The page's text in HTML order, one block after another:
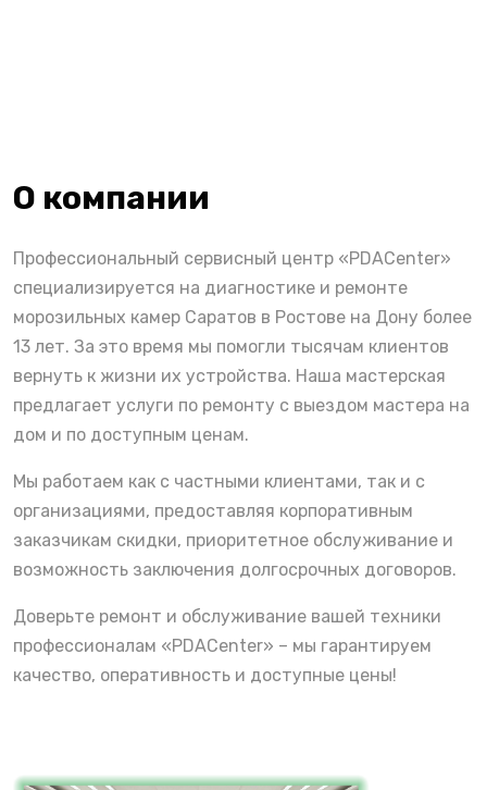
О компании
Профессиональный сервисный центр «PDACenter»
специализируется на диагностике и ремонте
морозильных камер Саратов в Ростове на Дону более
13 лет. За это время мы помогли тысячам клиентов
вернуть к жизни их устройства. Наша мастерская
предлагает услуги по ремонту с выездом мастера на
дом и по доступным ценам.
Мы работаем как с частными клиентами, так и с
организациями, предоставляя корпоративным
заказчикам скидки, приоритетное обслуживание и
возможность заключения долгосрочных договоров.
Доверьте ремонт и обслуживание вашей техники
профессионалам «PDACenter» – мы гарантируем
качество, оперативность и доступные цены!